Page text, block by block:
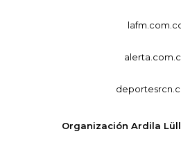
Organización Ardila